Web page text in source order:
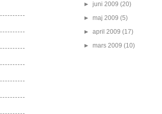
►juni 2009(20)
►maj 2009(5)
►april 2009(17)
►mars 2009(10)